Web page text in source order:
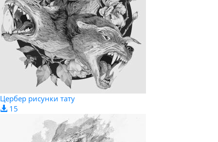
Цербер рисунки тату
15